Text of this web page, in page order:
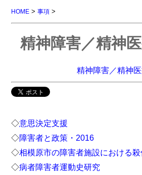
HOME >事項 >
精神障害／精神
精神障害／精神
◇意思決定支援
◇障害者と政策・2016
◇相模原市の障害者施設における
◇病者障害者運動史研究